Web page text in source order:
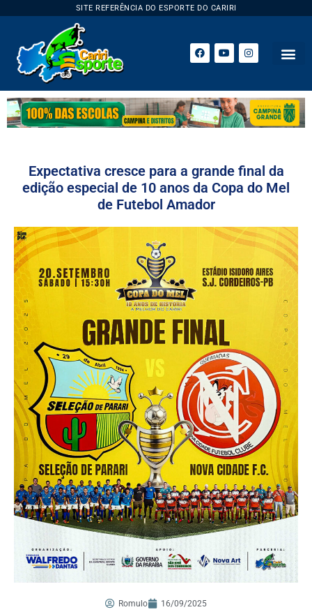
SITE REFERÊNCIA DO ESPORTE DO CARIRI
Expectativa cresce para a grande final da
edição especial de 10 anos da Copa do Mel
de Futebol Amador
Romulo 16/09/2025